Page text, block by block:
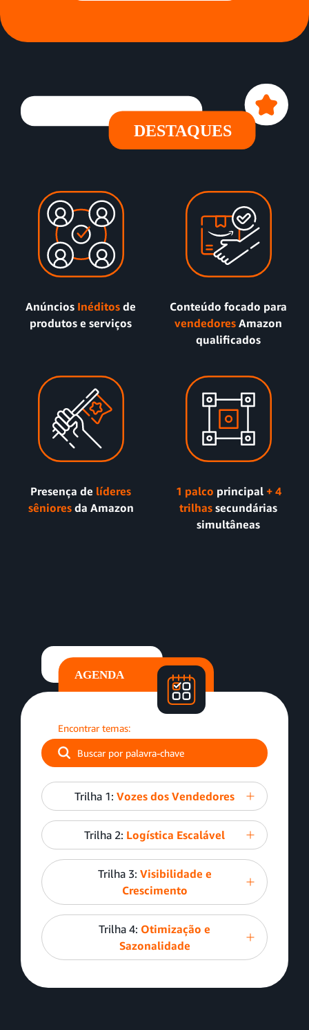
Anúncios Inéditos de
produtos e serviços
Conteúdo focado para
vendedores Amazon
qualificados
Presença de líderes
sêniores da Amazon
1 palco principal + 4
trilhas secundárias
simultâneas
Encontrar temas:
Trilha 1: Vozes dos Vendedores
Trilha 2: Logística Escalável
Trilha 3: Visibilidade e
Crescimento
Trilha 4: Otimização e
Sazonalidade